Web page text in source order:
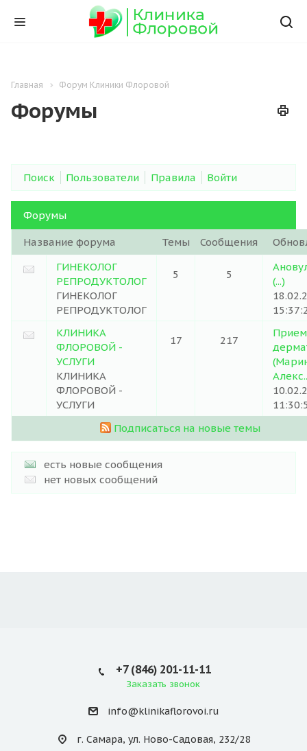
Главная Форум Клиники Флоровой
Форумы
Поиск Пользователи Правила Войти
Форумы
Название форума Темы Сообщения
ГИНЕКОЛОГ
РЕПРОДУКТОЛОГ
ГИНЕКОЛОГ
РЕПРОДУКТОЛОГ
5 5
(...)
КЛИНИКА
ФЛОРОВОЙ -
УСЛУГИ
КЛИНИКА
ФЛОРОВОЙ -
УСЛУГИ
17 217
Прием
Подписаться на новые темы
есть новые сообщения
нет новых сообщений
+7 (846) 201-11-11
Заказать звонок
info@klinikaflorovoi.ru
г. Самара, ул. Ново-Садовая, 232/28